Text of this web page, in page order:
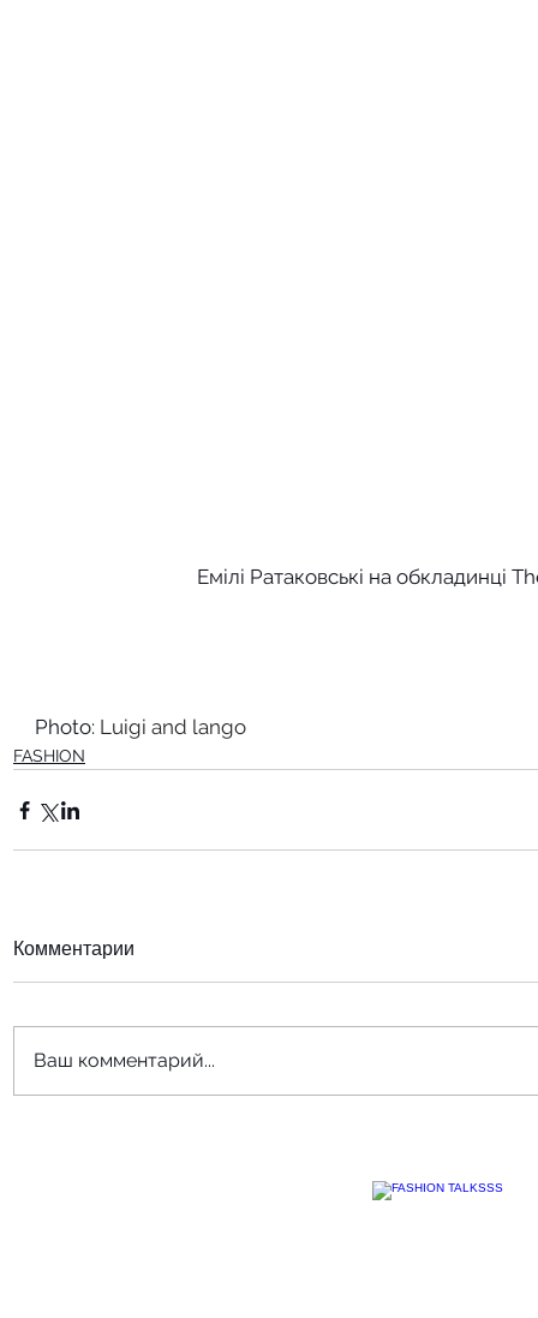
Емілі Ратаковські на обкладинці
Photo: Luigi and lango
FASHION
Комментарии
Ваш комментарий...